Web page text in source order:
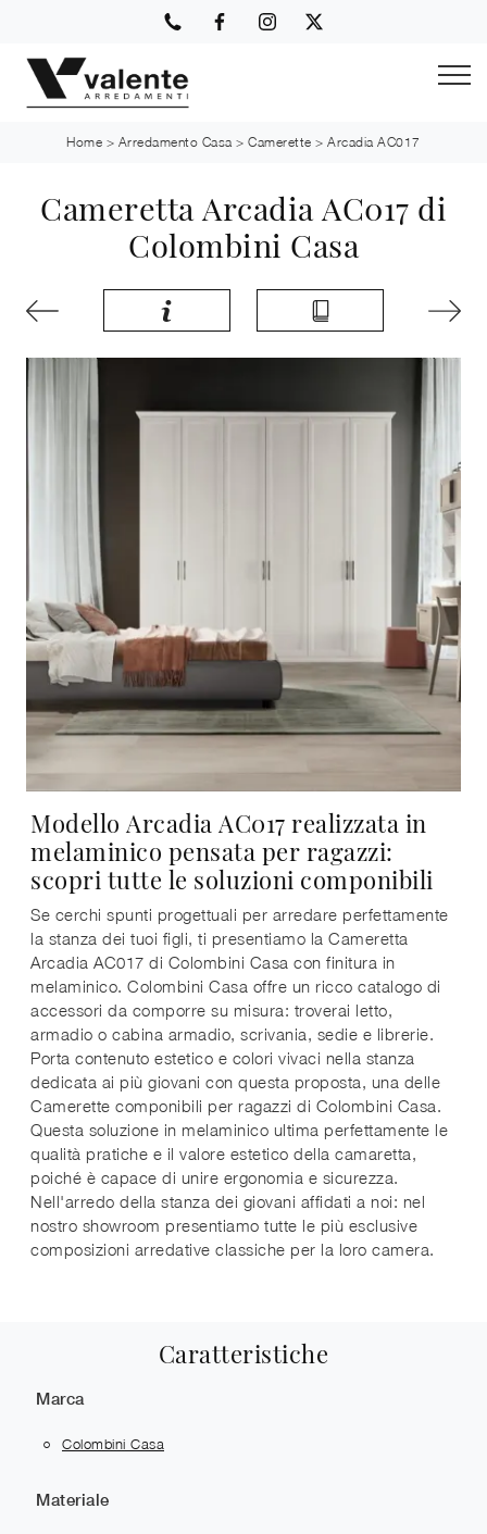
Home > Arredamento Casa >Camerette >Arcadia AC017
Cameretta Arcadia AC017 di
Colombini Casa
Modello Arcadia AC017 realizzata in
melaminico pensata per ragazzi:
scopri tutte le soluzioni componibili
Se cerchi spunti progettuali per arredare perfettamente
la stanza dei tuoi figli, ti presentiamo la Cameretta
Arcadia AC017 di Colombini Casa con finitura in
melaminico. Colombini Casa offre un ricco catalogo di
accessori da comporre su misura: troverai letto,
armadio o cabina armadio, scrivania, sedie e librerie.
Porta contenuto estetico e colori vivaci nella stanza
dedicata ai più giovani con questa proposta, una delle
Camerette componibili per ragazzi di Colombini Casa.
Questa soluzione in melaminico ultima perfettamente le
qualità pratiche e il valore estetico della camaretta,
poiché è capace di unire ergonomia e sicurezza.
Nell'arredo della stanza dei giovani affidati a noi: nel
nostro showroom presentiamo tutte le più esclusive
composizioni arredative classiche per la loro camera.
Caratteristiche
Marca
Colombini Casa
Materiale